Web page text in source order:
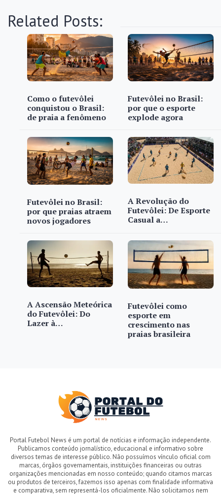
Related Posts:
Como o futevôlei
conquistou o Brasil:
de praia a fenômeno
Futevôlei no Brasil:
por que o esporte
explode agora
Futevôlei no Brasil:
por que praias atraem
novos jogadores
A Revolução do
Futevôlei: De Esporte
Casual a…
A Ascensão Meteórica
do Futevôlei: Do
Lazer à…
Futevôlei como
esporte em
crescimento nas
praias brasileira
Portal Futebol News é um portal de notícias e informação independente.
Publicamos conteúdo jornalístico, educacional e informativo sobre
diversos temas de interesse público. Não possuímos vínculo oficial com
marcas, órgãos governamentais, instituições financeiras ou outras
organizações mencionadas em nosso conteúdo; quando citamos marcas
ou produtos de terceiros, fazemos isso apenas com finalidade informativa
e comparativa, sem representá-los oficialmente. Não solicitamos nem